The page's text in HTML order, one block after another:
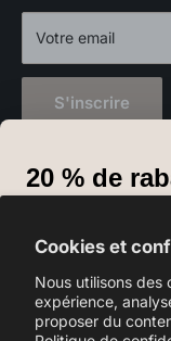
Cookies et
Nous utilisons des
expérience,
proposer du
Votre email
S'inscrire
Langue